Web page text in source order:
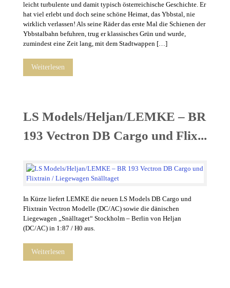
leicht turbulente und damit typisch österreichische Geschichte. Er
hat viel erlebt und doch seine schöne Heimat, das Ybbstal, nie
wirklich verlassen! Als seine Räder das erste Mal die Schienen der
Ybbstalbahn befuhren, trug er klassisches Grün und wurde,
zumindest eine Zeit lang, mit dem Stadtwappen […]
Weiterlesen
LS Models/Heljan/LEMKE – BR
193 Vectron DB Cargo und Flix...
In Kürze liefert LEMKE die neuen LS Models DB Cargo und
Flixtrain Vectron Modelle (DC/AC) sowie die dänischen
Liegewagen „Snälltaget“ Stockholm – Berlin von Heljan
(DC/AC) in 1:87 / H0 aus.
Weiterlesen